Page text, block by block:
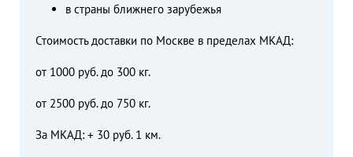
в страны ближнего зарубежья
Стоимость доставки по Москве в пределах МКАД:
от 1000 руб. до 300 кг.
от 2500 руб. до 750 кг.
За МКАД: + 30 руб. 1 км.